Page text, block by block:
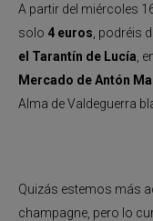
A partir del miércoles
solo 4 euros , podréis
el Tarantín de Lucía ,
Mercado de Antón
Alma de Valdeguerra
Quizás estemos más
champagne, pero lo